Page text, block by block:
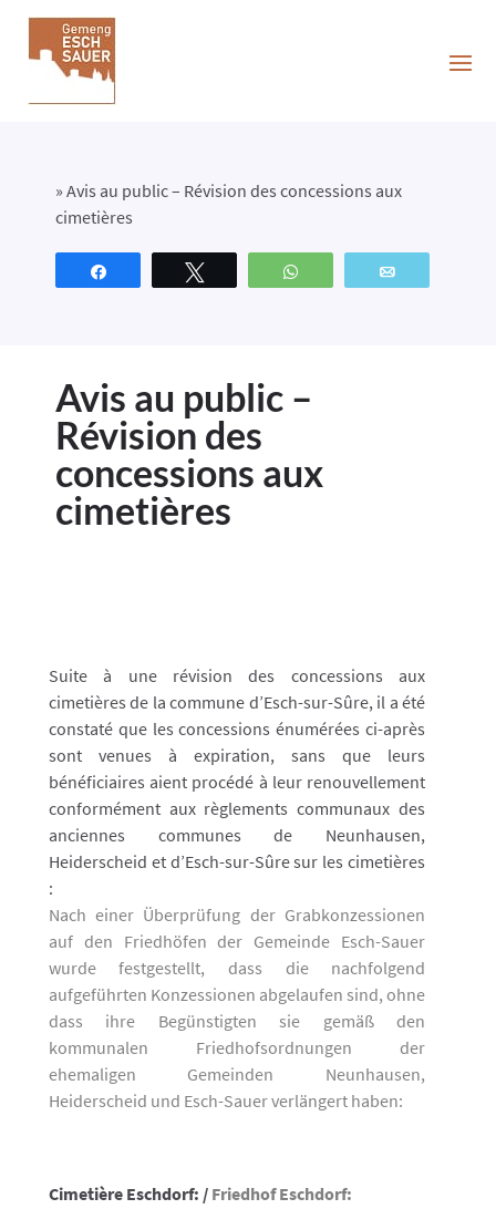
» Avis au public – Révision des concessions aux
cimetières
WhatsApp
Avis au public –
Révision des
concessions aux
cimetières
Suite à une révision des concessions aux
cimetières de la commune d’Esch-sur-Sûre, il a été
constaté que les concessions énumérées ci-après
sont venues à expiration, sans que leurs
bénéficiaires aient procédé à leur renouvellement
conformément aux règlements communaux des
anciennes communes de Neunhausen,
Heiderscheid et d’Esch-sur-Sûre sur les cimetières
:
Nach einer Überprüfung der Grabkonzessionen
auf den Friedhöfen der Gemeinde Esch-Sauer
wurde festgestellt, dass die nachfolgend
aufgeführten Konzessionen abgelaufen sind, ohne
dass ihre Begünstigten sie gemäß den
kommunalen Friedhofsordnungen der
ehemaligen Gemeinden Neunhausen,
Heiderscheid und Esch-Sauer verlängert haben:
Cimetière Eschdorf: / Friedhof Eschdorf: